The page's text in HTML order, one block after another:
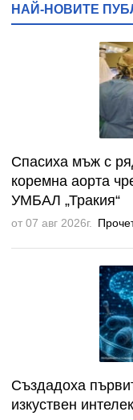
НАЙ-НОВИТЕ
Спасиха мъж с
коремна аорта
УМБАЛ „Тракия“
от 07 авг 2026г.
Създадоха
изкуствен